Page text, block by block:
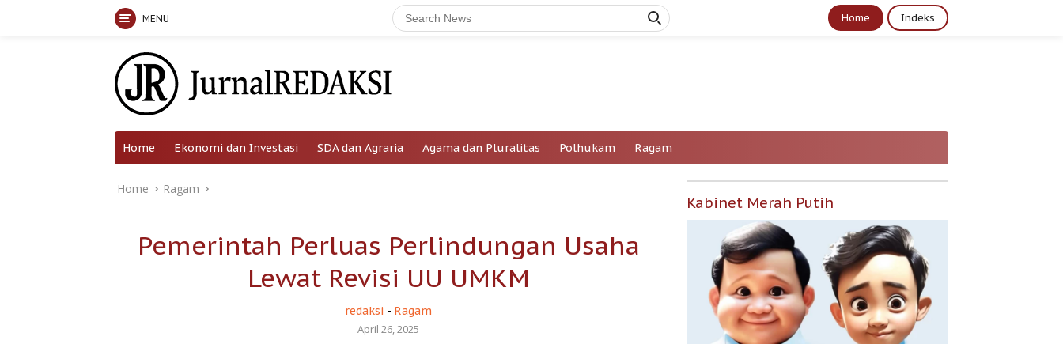
MENU Home Indeks
Home Ekonomi dan Investasi SDA dan Agraria Agama dan Pluralitas Polhukam Ragam
Home Ragam
Pemerintah Perluas Perlindungan Usaha
Lewat Revisi UU UMKM
redaksi - Ragam
April 26, 2025
Kabinet Merah Putih